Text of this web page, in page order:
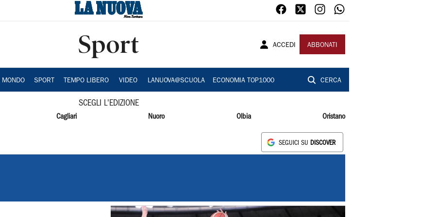
Sport ACCEDI ABBONATI
MONDO SPORT TEMPO LIBERO VIDEO LANUOVA@SCUOLA ECONOMIA TOP1000 CERCA
SCEGLI L'EDIZIONE
Cagliari Nuoro Olbia Oristano
SEGUICI SU DISCOVER